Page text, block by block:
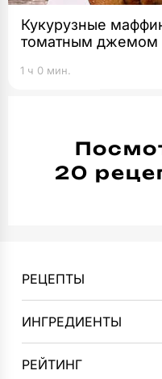
Кукурузные
томатным джемом
1 ч 0 мин.
20
РЕЦЕПТЫ
ИНГРЕДИЕНТЫ
РЕЙТИНГ